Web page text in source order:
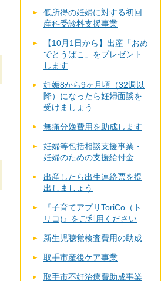
低所得の妊婦に対する初回
産科受診料支援事業
【10月1日から】出産「おめ
でとうばこ」をプレゼント
します
妊娠8から9ヶ月頃（32週以
降）になったら妊婦面談を
受けましょう
無痛分娩費用を助成します
妊婦等包括相談支援事業・
妊婦のための支援給付金
出産したら出生連絡票を提
出しましょう
『子育てアプリToriCo（ト
リコ)』をご利用ください
新生児聴覚検査費用の助成
取手市産後ケア事業
取手市不妊治療費助成事業